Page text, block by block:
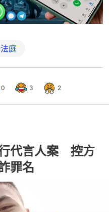
法庭
0 3 2
代言人案 控方
罪名